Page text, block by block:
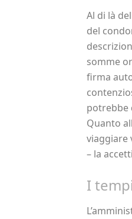
Al di là
del
somme
firma
potrebbe
Quanto
viaggiare
– la
I